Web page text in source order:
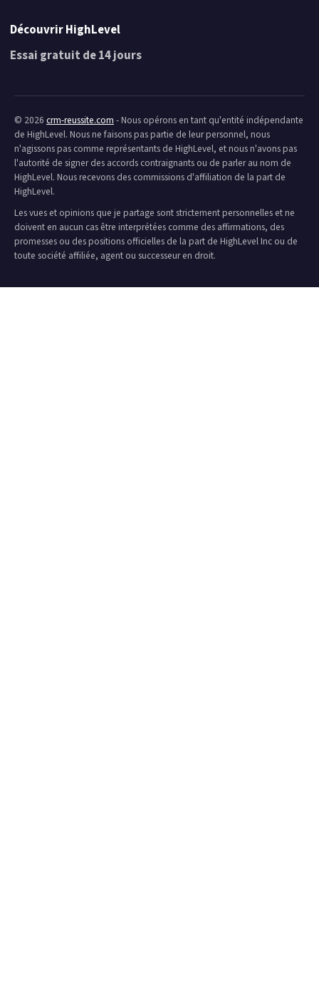
Découvrir HighLevel
Essai gratuit de 14 jours
© 2026 crm-reussite.com - Nous opérons en tant qu'entité indépendante
de HighLevel. Nous ne faisons pas partie de leur personnel, nous
n'agissons pas comme représentants de HighLevel, et nous n'avons pas
l'autorité de signer des accords contraignants ou de parler au nom de
HighLevel. Nous recevons des commissions d'affiliation de la part de
HighLevel.
Les vues et opinions que je partage sont strictement personnelles et ne
doivent en aucun cas être interprétées comme des affirmations, des
promesses ou des positions officielles de la part de HighLevel Inc ou de
toute société affiliée, agent ou successeur en droit.